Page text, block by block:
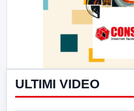
ULTIMI VIDEO